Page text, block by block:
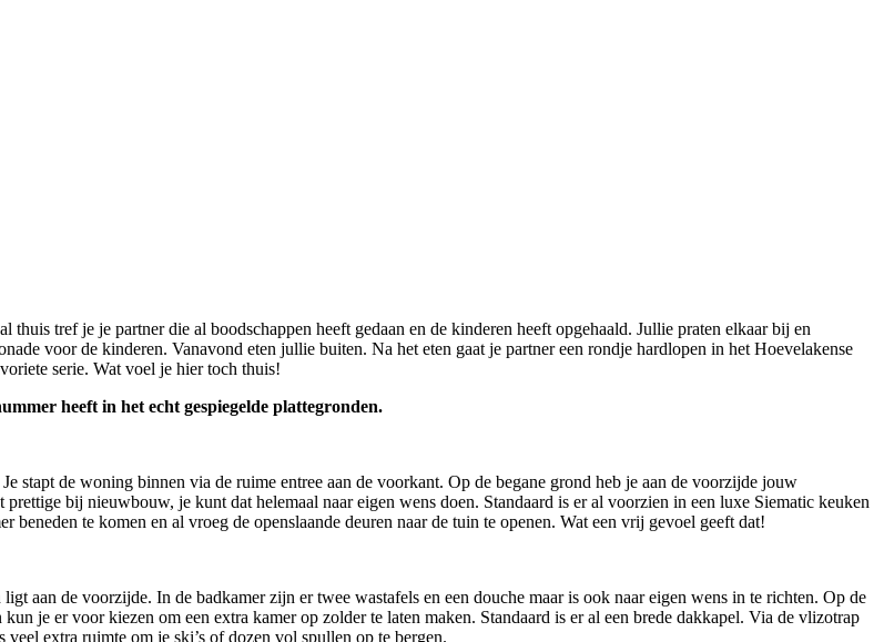
tref je je partner die al boodschappen heeft gedaan en de kinderen heeft opgehaald. Jullie praten elkaar bij en
voor de kinderen. Vanavond eten jullie buiten. Na het eten gaat je partner een rondje hardlopen in het Hoevelakense
serie. Wat voel je hier toch thuis!
heeft in het echt gespiegelde plattegronden.
stapt de woning binnen via de ruime entree aan de voorkant. Op de begane grond heb je aan de voorzijde jouw
bij nieuwbouw, je kunt dat helemaal naar eigen wens doen. Standaard is er al voorzien in een luxe Siematic keuken
te komen en al vroeg de openslaande deuren naar de tuin te openen. Wat een vrij gevoel geeft dat!
aan de voorzijde. In de badkamer zijn er twee wastafels en een douche maar is ook naar eigen wens in te richten. Op de
je er voor kiezen om een extra kamer op zolder te laten maken. Standaard is er al een brede dakkapel. Via de vlizotrap
extra ruimte om je ski’s of dozen vol spullen op te bergen.